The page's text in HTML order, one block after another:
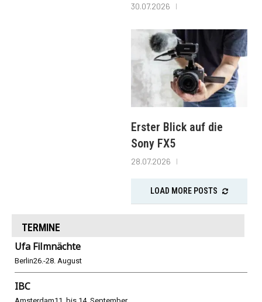
30.07.2026
Erster Blick auf die
Sony FX5
28.07.2026
LOAD MORE POSTS
TERMINE
Ufa Filmnächte
Berlin26.-28. August
IBC